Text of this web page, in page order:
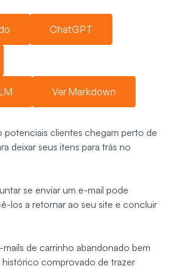
ChatGPT
Ver Markdown
potenciais clientes chegam perto de
deixar seus itens para trás no
se enviar um e-mail pode
los a retornar ao seu site e concluir
de carrinho abandonado bem
histórico comprovado de trazer